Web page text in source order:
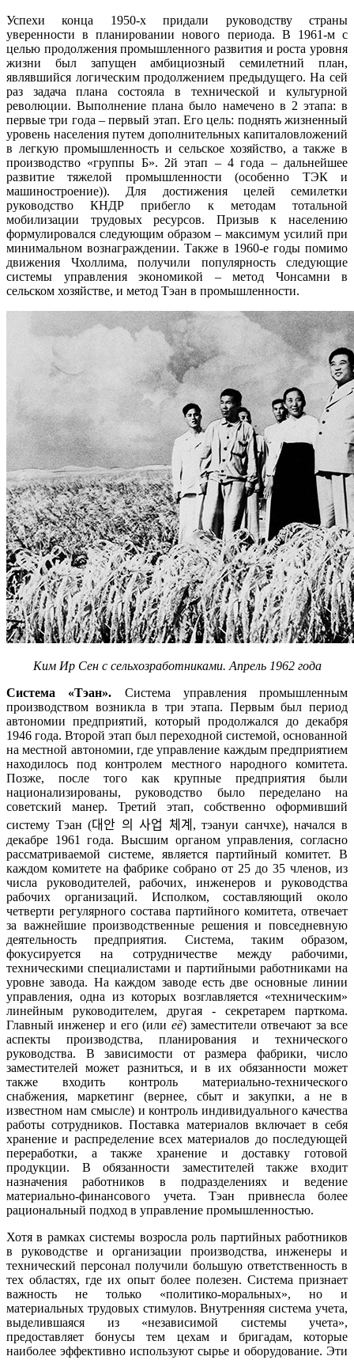
Успехи конца 1950-х придали руководству страны
уверенности в планировании нового периода. В 1961-м с
целью продолжения промышленного развития и роста уровня
жизни был запущен амбициозный семилетний план,
являвшийся логическим продолжением предыдущего. На сей
раз задача плана состояла в технической и культурной
революции. Выполнение плана было намечено в 2 этапа: в
первые три года – первый этап. Его цель: поднять жизненный
уровень населения путем дополнительных капиталовложений
в легкую промышленность и сельское хозяйство, а также в
производство «группы Б». 2й этап – 4 года – дальнейшее
развитие тяжелой промышленности (особенно ТЭК и
машиностроение)). Для достижения целей семилетки
руководство КНДР прибегло к методам тотальной
мобилизации трудовых ресурсов. Призыв к населению
формулировался следующим образом – максимум усилий при
минимальном вознаграждении. Также в 1960-е годы помимо
движения Чхоллима, получили популярность следующие
системы управления экономикой – метод Чонсамни в
сельском хозяйстве, и метод Тэан в промышленности.
Ким Ир Сен с сельхозработниками. Апрель 1962 года
Система «Тэан». Система управления промышленным
производством возникла в три этапа. Первым был период
автономии предприятий, который продолжался до декабря
1946 года. Второй этап был переходной системой, основанной
на местной автономии, где управление каждым предприятием
находилось под контролем местного народного комитета.
Позже, после того как крупные предприятия были
национализированы, руководство было переделано на
советский манер. Третий этап, собственно оформивший
систему Тэан (대안 의 사업 체계 , тэануи санчхе), начался в
декабре 1961 года. Высшим органом управления, согласно
рассматриваемой системе, является партийный комитет. В
каждом комитете на фабрике собрано от 25 до 35 членов, из
числа руководителей, рабочих, инженеров и руководства
рабочих организаций. Исполком, составляющий около
четверти регулярного состава партийного комитета, отвечает
за важнейшие производственные решения и повседневную
деятельность предприятия. Система, таким образом,
фокусируется на сотрудничестве между рабочими,
техническими специалистами и партийными работниками на
уровне завода. На каждом заводе есть две основные линии
управления, одна из которых возглавляется «техническим»
линейным руководителем, другая - секретарем парткома.
Главный инженер и его (или её) заместители отвечают за все
аспекты производства, планирования и технического
руководства. В зависимости от размера фабрики, число
заместителей может разниться, и в их обязанности может
также входить контроль материально-технического
снабжения, маркетинг (вернее, сбыт и закупки, а не в
известном нам смысле) и контроль индивидуального качества
работы сотрудников. Поставка материалов включает в себя
хранение и распределение всех материалов до последующей
переработки, а также хранение и доставку готовой
продукции. В обязанности заместителей также входит
назначения работников в подразделениях и ведение
материально-финансового учета. Тэан привнесла более
рациональный подход в управление промышленностью.
Хотя в рамках системы возросла роль партийных работников
в руководстве и организации производства, инженеры и
технический персонал получили большую ответственность в
тех областях, где их опыт более полезен. Система признает
важность не только «политико-моральных», но и
материальных трудовых стимулов. Внутренняя система учета,
выделившаяся из «независимой системы учета»,
предоставляет бонусы тем цехам и бригадам, которые
наиболее эффективно используют сырье и оборудование. Эти